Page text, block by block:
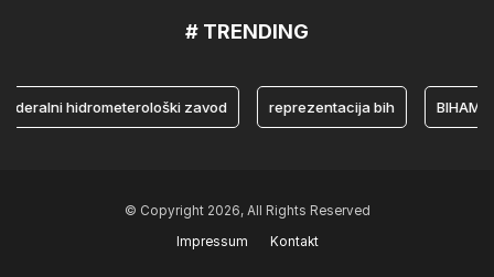
# TRENDING
hidrometerološki zavod reprezentacija bih BIHAMK
© Copyright 2026, All Rights Reserved
Impressum
Kontakt